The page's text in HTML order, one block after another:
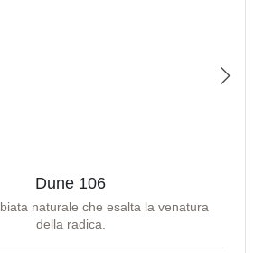
Dune 106
naturale che esalta la venatura
della radica.